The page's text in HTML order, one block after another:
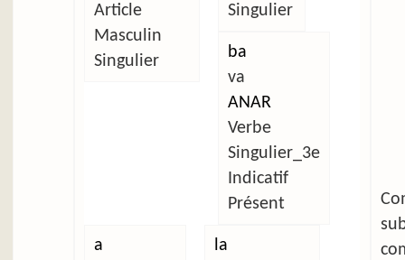
Article
Masculin
Singulier
Singulier
ba
va
ANAR
Verbe
Singulier_3e
Indicatif
Présent
a
la